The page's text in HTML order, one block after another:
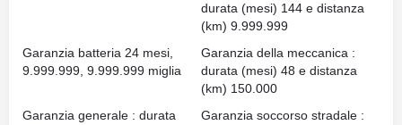
durata (mesi) 144 e distanza
(km) 9.999.999
Garanzia batteria 24 mesi,
9.999.999, 9.999.999 miglia
Garanzia della meccanica :
durata (mesi) 48 e distanza
(km) 150.000
Garanzia generale : durata
Garanzia soccorso stradale :